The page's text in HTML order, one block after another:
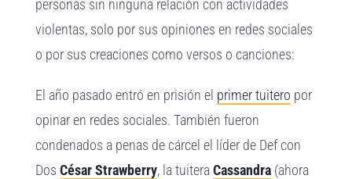
personas sin ninguna relación con actividades
violentas, solo por sus opiniones en redes sociales
o por sus creaciones como versos o canciones:
El año pasado entró en prisión el primer tuitero por
opinar en redes sociales. También fueron
condenados a penas de cárcel el líder de Def con
DosCésar Strawberry, la tuiteraCassandra (ahora